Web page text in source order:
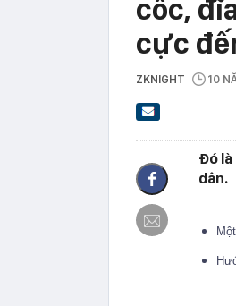
cốc,
cực
ZKNIGHT 10
Đó
dân.